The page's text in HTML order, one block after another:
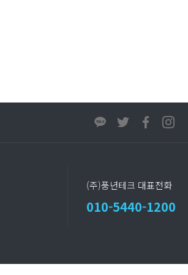
(주)풍년테크 대표전화
010-5440-1200